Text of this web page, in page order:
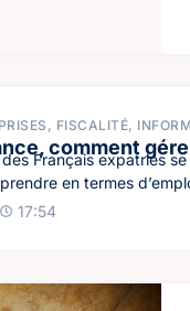
, FISCALITÉ,
comment
Français expatriés
en termes
17:54